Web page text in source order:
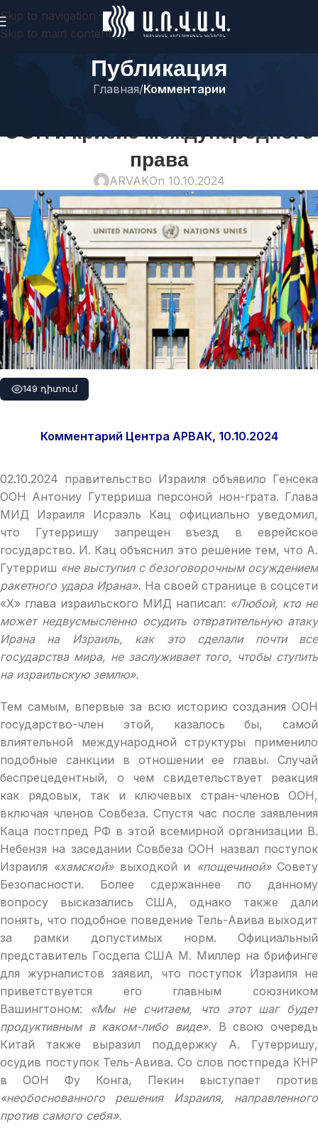
Skip to navigation
Skip to main content
Публикация
Главная/Комментарии
ООН и кризис международного
права
ARVAKOn 10.10.2024
149 դիտում
Комментарий Центра АРВАК, 10.10.2024
02.10.2024 правительство Израиля объявило Генсека
ООН Антониу Гутерриша персоной нон-грата. Глава
МИД Израиля Исраэль Кац официально уведомил,
что Гутерришу запрещен въезд в еврейское
государство. И. Кац объяснил это решение тем, что А.
Гутерриш «не выступил с безоговорочным осуждением
ракетного удара Ирана». На своей странице в соцсети
«X» глава израильского МИД написал: «Любой, кто не
может недвусмысленно осудить отвратительную атаку
Ирана на Израиль, как это сделали почти все
государства мира, не заслуживает того, чтобы ступить
на израильскую землю».
Тем самым, впервые за всю историю создания ООН
государство-член этой, казалось бы, самой
влиятельной международной структуры применило
подобные санкции в отношении ее главы. Случай
беспрецедентный, о чем свидетельствует реакция
как рядовых, так и ключевых стран-членов ООН,
включая членов Совбеза. Спустя час после заявления
Каца постпред РФ в этой всемирной организации В.
Небензя на заседании Совбеза ООН назвал поступок
Израиля «хамской»выходкой и «пощечиной»Совету
Безопасности. Более сдержаннее по данному
вопросу высказались США, однако также дали
понять, что подобное поведение Тель-Авива выходит
за рамки допустимых норм. Официальный
представитель Госдепа США М. Миллер на брифинге
для журналистов заявил, что поступок Израиля не
приветствуется его главным союзником
Вашингтоном: «Мы не считаем, что этот шаг будет
продуктивным в каком-либо виде». В свою очередь
Китай также выразил поддержку А. Гутерришу,
осудив поступок Тель-Авива. Со слов постпреда КНР
в ООН Фу Конга, Пекин выступает против
«необоснованного решения Израиля, направленного
против самого себя».